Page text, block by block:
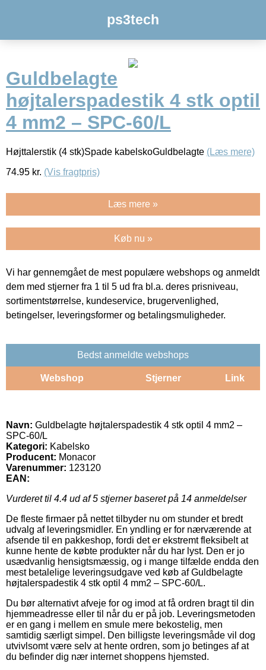
ps3tech
Guldbelagte
højtalerspadestik 4 stk optil
4 mm2 – SPC-60/L
Højttalerstik (4 stk)Spade kabelskoGuldbelagte (Læs mere)
74.95 kr. (Vis fragtpris)
Læs mere »
Køb nu »
Vi har gennemgået de mest populære webshops og anmeldt
dem med stjerner fra 1 til 5 ud fra bl.a. deres prisniveau,
sortimentstørrelse, kundeservice, brugervenlighed,
betingelser, leveringsformer og betalingsmuligheder.
Bedst anmeldte webshops
Webshop Stjerner Link
Navn: Guldbelagte højtalerspadestik 4 stk optil 4 mm2 –
SPC-60/L
Kategori: Kabelsko
Producent: Monacor
Varenummer: 123120
EAN:
Vurderet til 4.4 ud af 5 stjerner baseret på 14 anmeldelser
De fleste firmaer på nettet tilbyder nu om stunder et bredt
udvalg af leveringsmidler. En yndling er for nærværende at
afsende til en pakkeshop, fordi det er ekstremt fleksibelt at
kunne hente de købte produkter når du har lyst. Den er jo
usædvanlig hensigtsmæssig, og i mange tilfælde endda den
mest betalelige leveringsudgave ved køb af Guldbelagte
højtalerspadestik 4 stk optil 4 mm2 – SPC-60/L.
Du bør alternativt afveje for og imod at få ordren bragt til din
hjemmeadresse eller til når du er på job. Leveringsmetoden
er en gang i mellem en smule mere bekostelig, men
samtidig særligt simpel. Den billigste leveringsmåde vil dog
utvivlsomt være selv at hente ordren, som jo betinges af at
du befinder dig nær internet shoppens hjemsted.